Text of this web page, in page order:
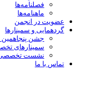
فصلنامه‌ها
ماهنامه‌ها
عضویت در انجمن
گردهمایی و سمینارها
جشن
سمینارهای
نشست تخصصی
تماس با ما